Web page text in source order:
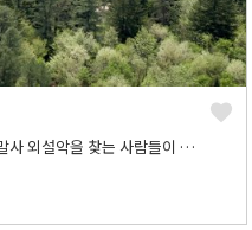
대한불교 조계종 제3교구 본사인 신흥사 말사 외설악을 찾는 사람들이 신흥사를 거쳐 설악산을 구경 하듯, 내설악을 찾는 사람들은 의례 백담사 거쳐 내설악을 찾게 된다.